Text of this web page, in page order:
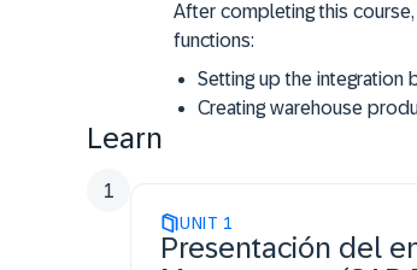
After completing this
functions:
Setting up the integration
Creating warehouse
Applying posting
Learn
UNIT 1
Presentación del
1